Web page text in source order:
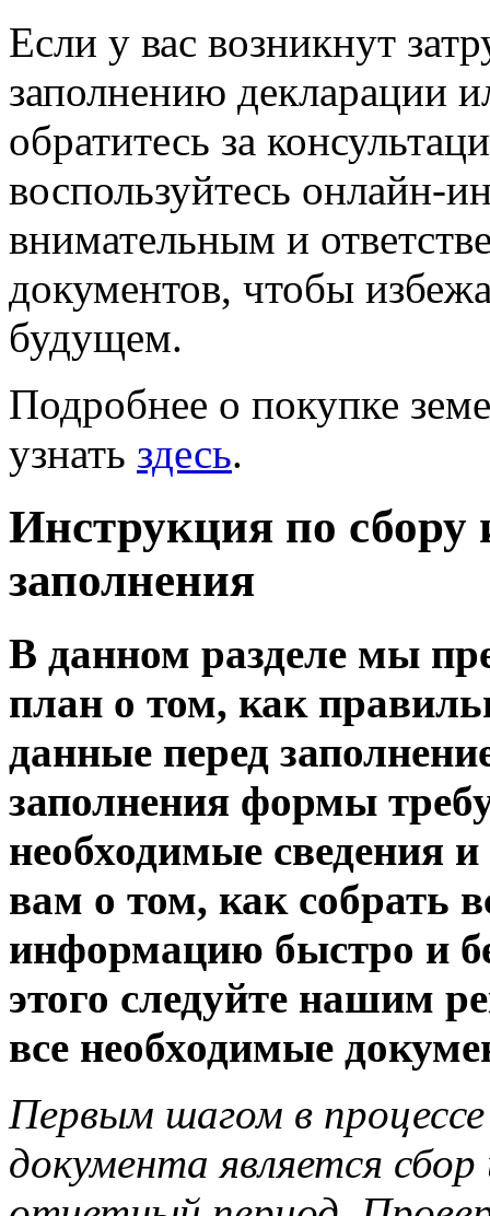
Если у вас возникнут
заполнению декларации
обратитесь за
воспользуйтесь онлайн-
внимательным и
документов, чтобы
будущем.
Подробнее о покупке
узнать здесь.
Инструкция по
заполнения
В данном разделе мы
план о том, как
данные перед
заполнения формы
необходимые сведения
вам о том, как собрать
информацию быстро и
этого следуйте нашим
все необходимые
Первым шагом в
документа является